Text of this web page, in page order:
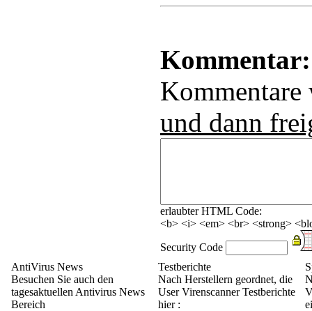
Kommentar:
und dann
erlaubter HTML Code:
<b> <i> <em> <br> <strong>
Security Code
AntiVirus News
Besuchen Sie auch den
tagesaktuellen Antivirus News
Bereich
Testberichte
Nach Herstellern geordnet, die
User Virenscanner Testberichte
hier :